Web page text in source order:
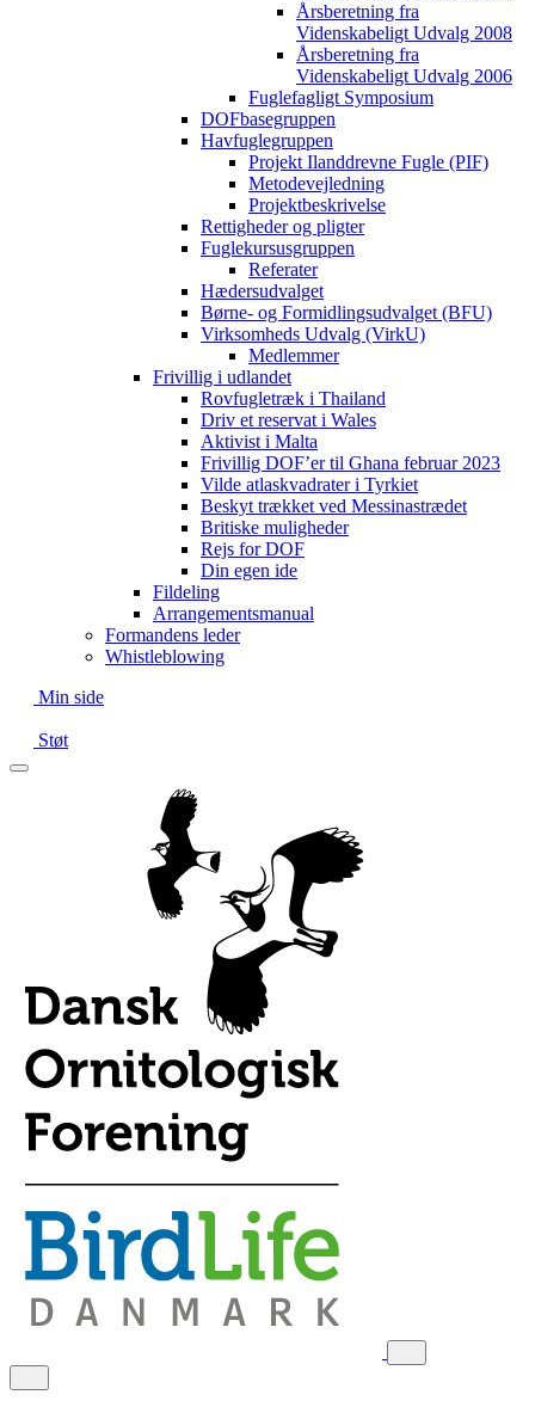
Årsberetning fra
Videnskabeligt Udvalg 2008
Årsberetning fra
Videnskabeligt Udvalg 2006
Fuglefagligt Symposium
DOFbasegruppen
Havfuglegruppen
Projekt Ilanddrevne Fugle (PIF)
Metodevejledning
Projektbeskrivelse
Rettigheder og pligter
Fuglekursusgruppen
Referater
Hædersudvalget
Børne- og Formidlingsudvalget (BFU)
Virksomheds Udvalg (VirkU)
Medlemmer
Frivillig i udlandet
Rovfugletræk i Thailand
Driv et reservat i Wales
Aktivist i Malta
Frivillig DOF’er til Ghana februar 2023
Vilde atlaskvadrater i Tyrkiet
Beskyt trækket ved Messinastrædet
Britiske muligheder
Rejs for DOF
Din egen ide
Fildeling
Arrangementsmanual
Formandens leder
Whistleblowing
Min side
Støt